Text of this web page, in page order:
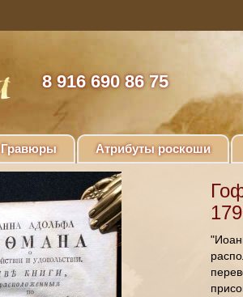
8 916 690 86 75
Гравюры Атрибуты роскоши